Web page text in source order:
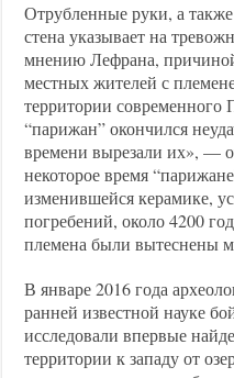
Отрубленные руки, а
стена указывает на
мнению Лефрана,
местных жителей с
территории современного
“парижан” окончился
времени вырезали их», —
некоторое время
изменившейся керамике,
погребений, около 4200
племена были вытеснены
В январе 2016 года
ранней известной науке
исследовали впервые
территории к западу от